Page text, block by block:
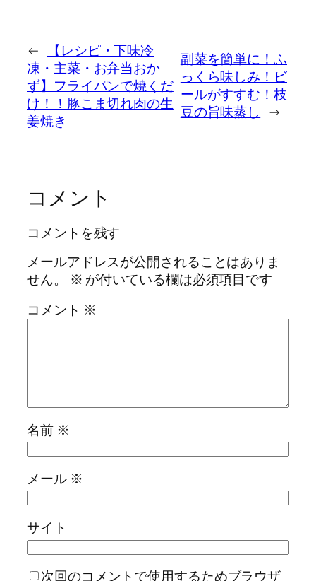
←
【レシピ・下味冷
凍・主菜・お弁当おか
ず】フライパンで焼くだ
け！！豚こま切れ肉の生
姜焼き
副菜を簡単に！ふ
っくら味しみ！ビ
ールがすすむ！枝
豆の旨味蒸し
→
コメント
コメントを残す
メールアドレスが公開されることはありま
せん。
※ が付いている欄は必須項目です
コメント ※
名前 ※
メール ※
サイト
次回のコメントで使用するためブラウザ